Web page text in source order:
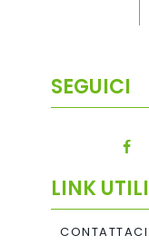
SEGUICI
LINK UTILI
CONTATTACI